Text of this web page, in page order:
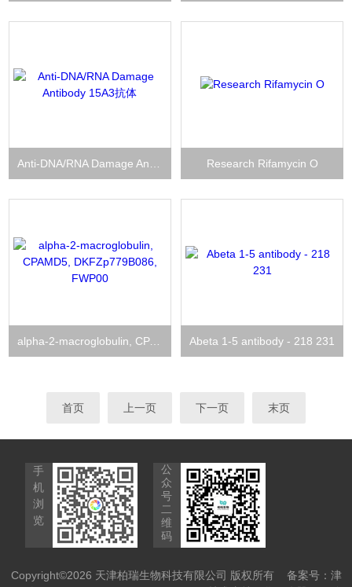
Research Rifamycin O
alpha-2-macroglobulin, CPAMD5, DKFZp779B086, FWP00 Abeta 1-5 antibody - 218 231
首页 上一页 下一页 末页
手
机
浏
览
公
众
号
二
维
码
Copyright©2026 天津柏瑞生物科技有限公司 版权所有 备案号：津